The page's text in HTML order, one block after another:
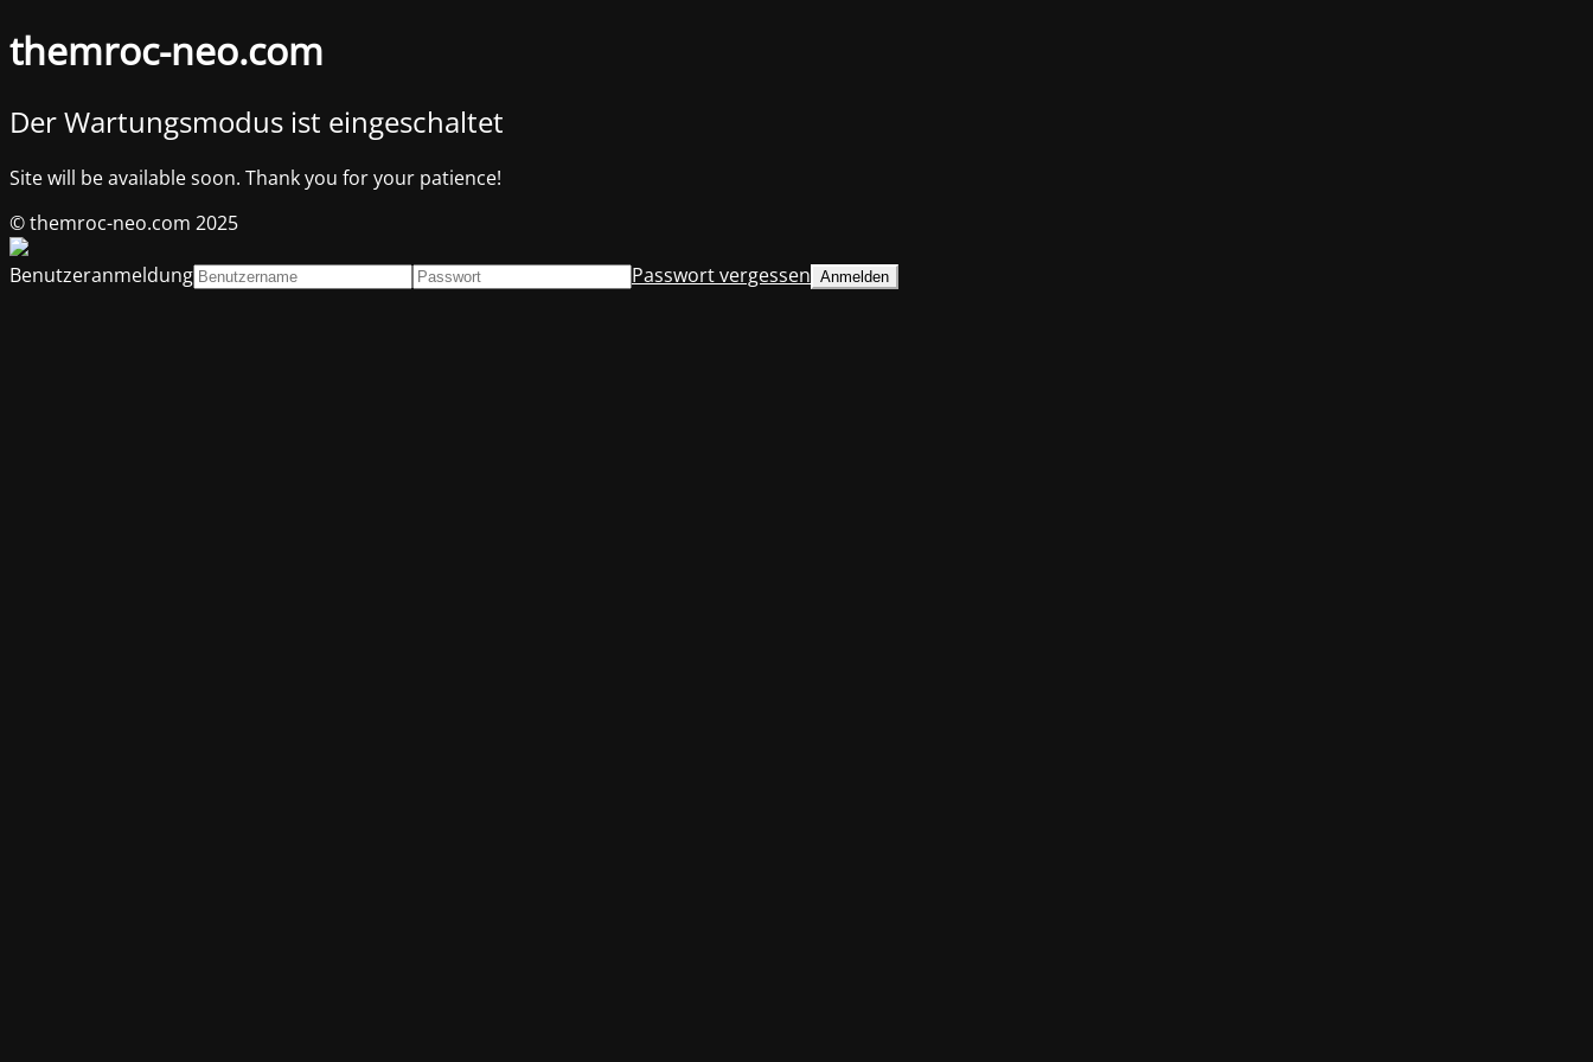
themroc-neo.com
Der Wartungsmodus ist eingeschaltet
Site will be available soon. Thank you for your patience!
© themroc-neo.com 2025
Benutzeranmeldung
Passwort vergessen